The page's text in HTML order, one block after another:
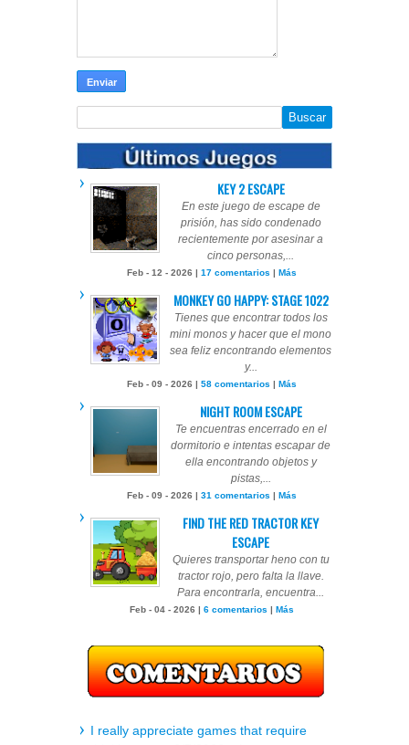
KEY 2 ESCAPE
En este juego de escape de
prisión, has sido condenado
recientemente por asesinar a
cinco personas,...
Feb - 12 - 2026 | 17 comentarios | Más
MONKEY GO HAPPY: STAGE 1022
Tienes que encontrar todos los
mini monos y hacer que el mono
sea feliz encontrando elementos
y...
Feb - 09 - 2026 | 58 comentarios | Más
NIGHT ROOM ESCAPE
Te encuentras encerrado en el
dormitorio e intentas escapar de
ella encontrando objetos y
pistas,...
Feb - 09 - 2026 | 31 comentarios | Más
FIND THE RED TRACTOR KEY
ESCAPE
Quieres transportar heno con tu
tractor rojo, pero falta la llave.
Para encontrarla, encuentra...
Feb - 04 - 2026 | 6 comentarios | Más
I really appreciate games that require